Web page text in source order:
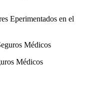
Eperimentados en el
Médicos